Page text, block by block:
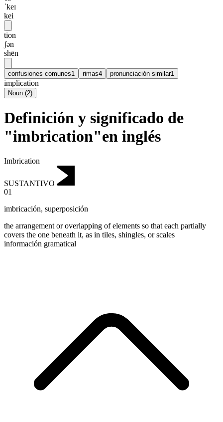
ˈkeɪ
kei
tion
ʃən
shēn
confusiones comunes1 rimas4 pronunciación similar1
implication
Noun (2)
Definición y significado de
"imbrication"en inglés
Imbrication
SUSTANTIVO
01
imbricación, superposición
the arrangement or overlapping of elements so that each partially
covers the one beneath it, as in tiles, shingles, or scales
información gramatical